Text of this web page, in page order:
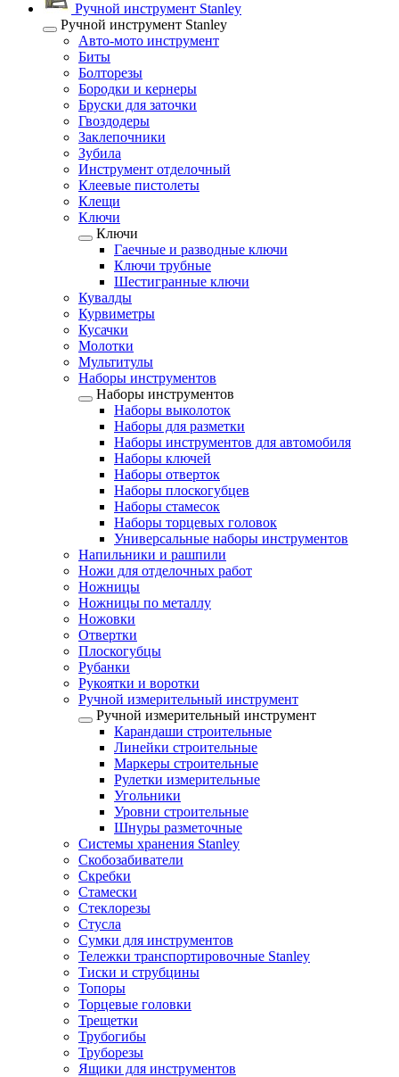
Ручной инструмент Stanley
Ручной инструмент Stanley
Авто-мото инструмент
Биты
Болторезы
Бородки и кернеры
Бруски для заточки
Гвоздодеры
Заклепочники
Зубила
Инструмент отделочный
Клеевые пистолеты
Клещи
Ключи
Ключи
Гаечные и разводные ключи
Ключи трубные
Шестигранные ключи
Кувалды
Курвиметры
Кусачки
Молотки
Мультитулы
Наборы инструментов
Наборы инструментов
Наборы выколоток
Наборы для разметки
Наборы инструментов для автомобиля
Наборы ключей
Наборы отверток
Наборы плоскогубцев
Наборы стамесок
Наборы торцевых головок
Универсальные наборы инструментов
Напильники и рашпили
Ножи для отделочных работ
Ножницы
Ножницы по металлу
Ножовки
Отвертки
Плоскогубцы
Рубанки
Рукоятки и воротки
Ручной измерительный инструмент
Ручной измерительный инструмент
Карандаши строительные
Линейки строительные
Маркеры строительные
Рулетки измерительные
Угольники
Уровни строительные
Шнуры разметочные
Системы хранения Stanley
Скобозабиватели
Скребки
Стамески
Стеклорезы
Стусла
Сумки для инструментов
Тележки транспортировочные Stanley
Тиски и струбцины
Топоры
Торцевые головки
Трещетки
Трубогибы
Труборезы
Ящики для инструментов